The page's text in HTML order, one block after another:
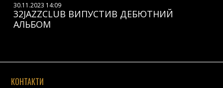
30.11.2023 14:09
32JAZZCLUB ВИПУСТИВ ДЕБЮТНИЙ
АЛЬБОМ
КОНТАКТИ